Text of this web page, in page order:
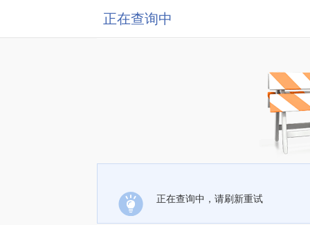
正在查询中
正在查询中，请刷新重试